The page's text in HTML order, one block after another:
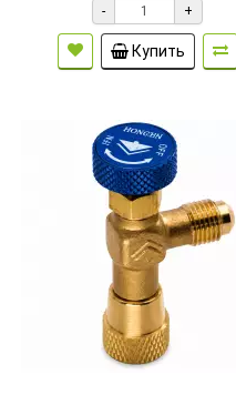
- +
Купить